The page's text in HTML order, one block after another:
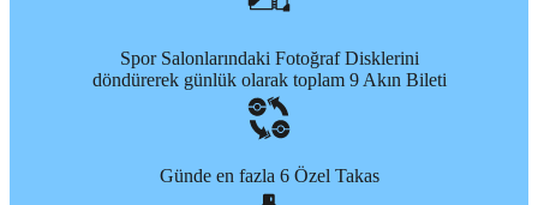
Spor Salonlarındaki Fotoğraf Disklerini
döndürerek günlük olarak toplam 9 Akın Bileti
Günde en fazla 6 Özel Takas